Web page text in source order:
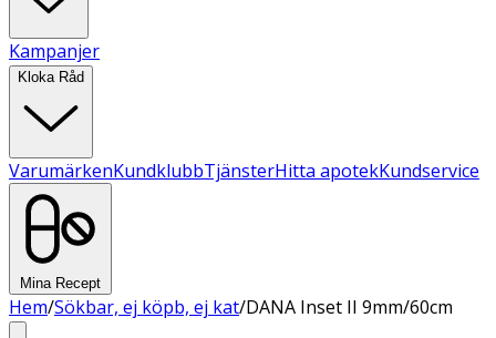
Kampanjer
Kloka Råd
VarumärkenKundklubbTjänsterHitta apotekKundservice
Mina Recept
Hem/Sökbar, ej köpb, ej kat/DANA Inset II 9mm/60cm